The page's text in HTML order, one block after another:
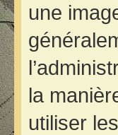
une
la
utiliser